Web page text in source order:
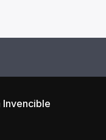
Invencible